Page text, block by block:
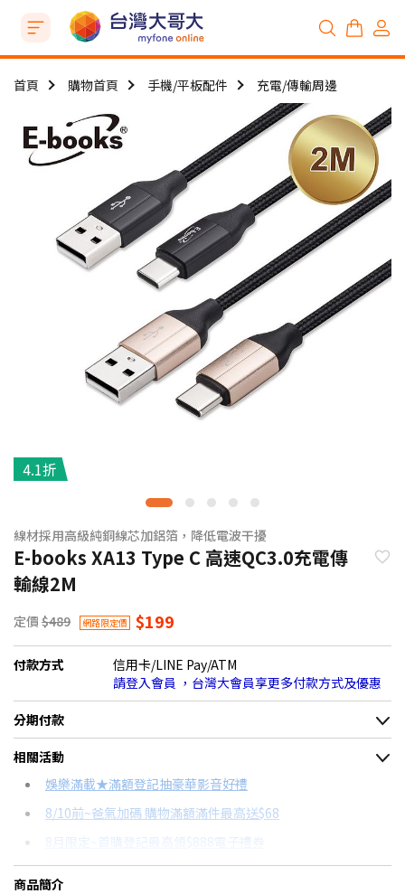
首頁 購物首頁 手機/平板配件 充電/傳輸周邊
4.1折
線材採用高級純銅線芯加鋁箔，降低電波干擾
E-books XA13 Type C 高速QC3.0充電傳
輸線2M
定價 $489 網路限定價 $199
付款方式
信用卡/LINE Pay/ATM
請登入會員 ，台灣大會員享更多付款方式及優惠
分期付款
＊實際可分期數、適用利率，請以購物車顯示為主
信用卡分期
分期數 每期金額 配合銀行/業者
相關活動
娛樂滿載★滿額登記抽豪華影音好禮
8/10前~爸氣加碼 購物滿額滿件最高送$68
8月限定~首購登記最高領$888電子禮券
台灣大哥大Open Possible聯名卡滿額最高回饋25%
商品簡介